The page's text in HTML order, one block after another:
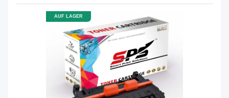
AUF LAGER